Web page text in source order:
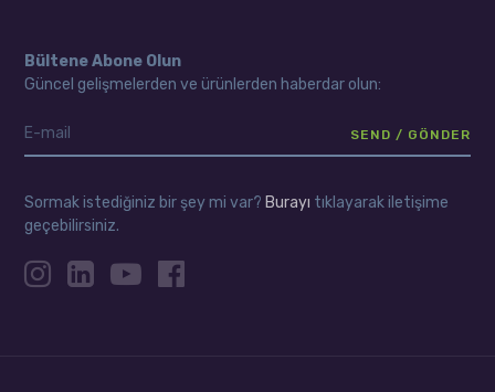
Bültene Abone Olun
Güncel gelişmelerden ve ürünlerden haberdar olun:
Sormak istediğiniz bir şey mi var? Burayı tıklayarak iletişime
geçebilirsiniz.